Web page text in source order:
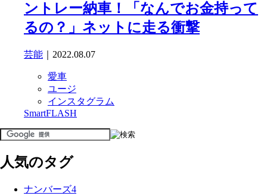
ントレー納車！「なんでお金持って
るの？」ネットに走る衝撃
芸能 ｜2022.08.07
愛車
ユージ
インスタグラム
SmartFLASH
人気のタグ
ナンバーズ4